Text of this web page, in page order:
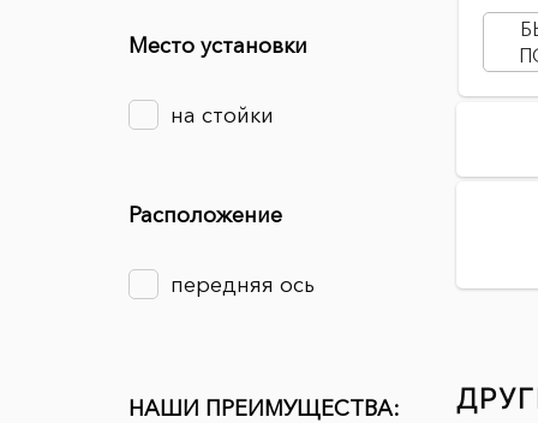
Место установки
на стойки
Расположение
передняя ось
НАШИ ПРЕИМУЩЕСТВА: